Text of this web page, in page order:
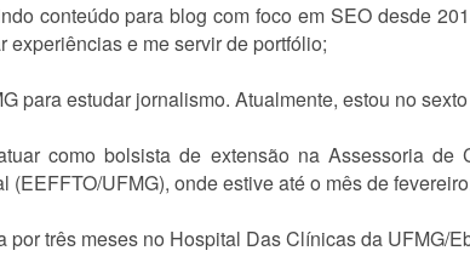
conteúdo para blog com foco em SEO desde
e me servir de portfólio;
para estudar jornalismo. Atualmente, estou no
como bolsista de extensão na Assessoria de
(EEFFTO/UFMG), onde estive até o mês de
por três meses no Hospital Das Clínicas da UFMG/